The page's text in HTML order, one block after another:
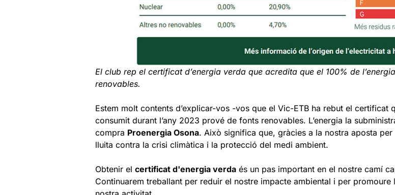
El club rep el certificat d’energia verda que acredita que el 100% de
renovables.
Estem molt contents d’explicar-vos -vos que el Vic-ETB ha rebut el certificat
consumit durant l’any 2023 prové de fonts renovables. L’energia la
compra Proenergia Osona. Això significa que, gràcies a la nostra aposta
lluita contra la crisi climàtica i la protecció del medi ambient.
Obtenir el certificat d'energia verda és un pas important en el nostre camí
Continuarem treballant per reduir el nostre impacte ambiental i per